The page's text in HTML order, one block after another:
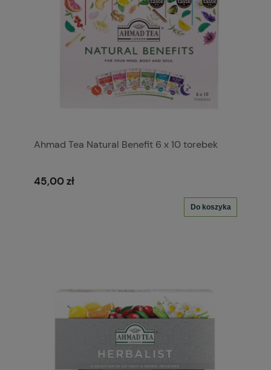
Ahmad Tea Natural Benefit 6 x 10 torebek
45,00 zł
Do koszyka